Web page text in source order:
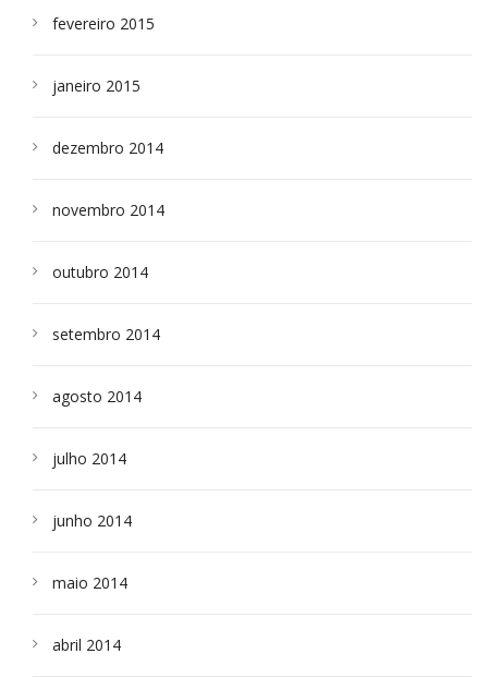
fevereiro 2015
janeiro 2015
dezembro 2014
novembro 2014
outubro 2014
setembro 2014
agosto 2014
julho 2014
junho 2014
maio 2014
abril 2014